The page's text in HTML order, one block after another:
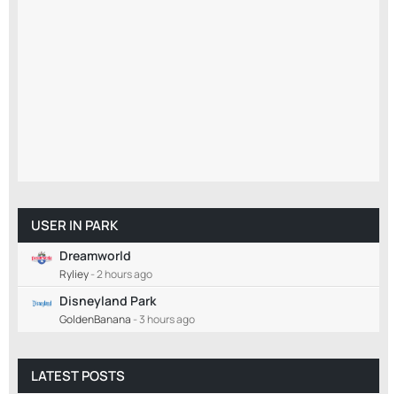
USER IN PARK
Dreamworld
Ryliey-2 hours ago
Disneyland Park
GoldenBanana -3 hours ago
LATEST POSTS